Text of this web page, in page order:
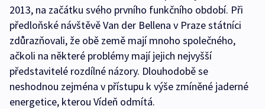
2013, na začátku svého prvního funkčního období. Při
předloňské návštěvě Van der Bellena v Praze státníci
zdůrazňovali, že obě země mají mnoho společného,
ačkoli na některé problémy mají jejich nejvyšší
představitelé rozdílné názory. Dlouhodobě se
neshodnou zejména v přístupu k výše zmíněné jaderné
energetice, kterou Vídeň odmítá.